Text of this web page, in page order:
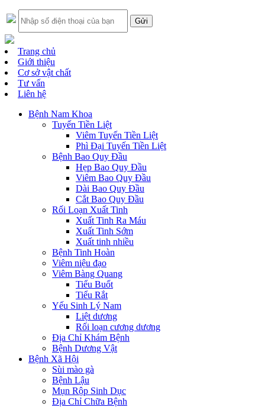
Trang chủ
Giới thiệu
Cơ sở vật chất
Tư vấn
Liên hệ
Bệnh Nam Khoa
Tuyến Tiền Liệt
Viêm Tuyến Tiền Liệt
Phì Đại Tuyến Tiền Liệt
Bệnh Bao Quy Đầu
Hẹp Bao Quy Đầu
Viêm Bao Quy Đầu
Dài Bao Quy Đầu
Cắt Bao Quy Đầu
Rối Loạn Xuất Tinh
Xuất Tinh Ra Máu
Xuất Tinh Sớm
Xuất tinh nhiều
Bệnh Tinh Hoàn
Viêm niệu đạo
Viêm Bàng Quang
Tiểu Buốt
Tiểu Rắt
Yếu Sinh Lý Nam
Liệt dương
Rối loạn cương dương
Địa Chỉ Khám Bệnh
Bệnh Dương Vật
Bệnh Xã Hội
Sùi mào gà
Bệnh Lậu
Mụn Rộp Sinh Dục
Địa Chỉ Chữa Bệnh